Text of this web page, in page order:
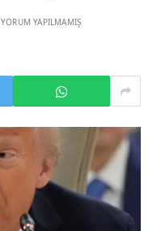
YORUM YAPILMAMIŞ